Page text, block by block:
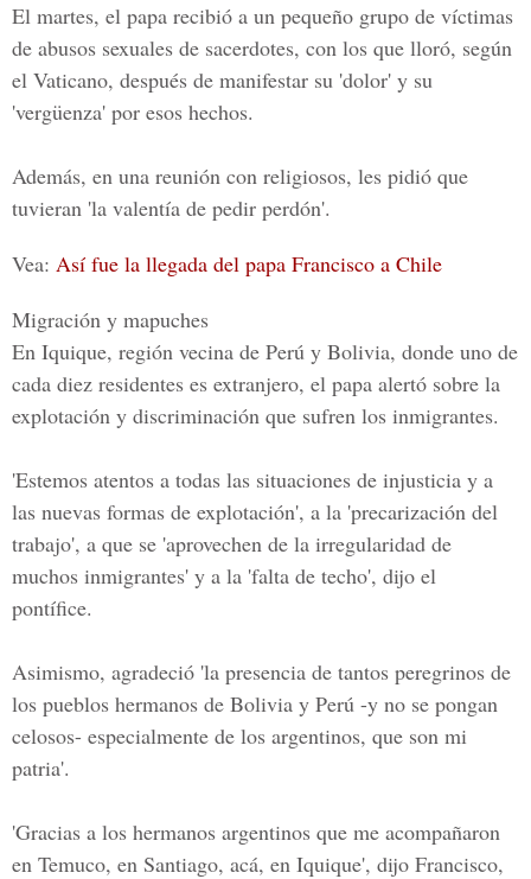
El martes, el papa recibió a un pequeño grupo de víctimas
de abusos sexuales de sacerdotes, con los que lloró, según
el Vaticano, después de manifestar su 'dolor' y su
'vergüenza' por esos hechos.
Además, en una reunión con religiosos, les pidió que
tuvieran 'la valentía de pedir perdón'.
Vea: Así fue la llegada del papa Francisco a Chile
Migración y mapuches
En Iquique, región vecina de Perú y Bolivia, donde uno de
cada diez residentes es extranjero, el papa alertó sobre la
explotación y discriminación que sufren los inmigrantes.
'Estemos atentos a todas las situaciones de injusticia y a
las nuevas formas de explotación', a la 'precarización del
trabajo', a que se 'aprovechen de la irregularidad de
muchos inmigrantes' y a la 'falta de techo', dijo el
pontífice.
Asimismo, agradeció 'la presencia de tantos peregrinos de
los pueblos hermanos de Bolivia y Perú -y no se pongan
celosos- especialmente de los argentinos, que son mi
patria'.
'Gracias a los hermanos argentinos que me acompañaron
en Temuco, en Santiago, acá, en Iquique', dijo Francisco,